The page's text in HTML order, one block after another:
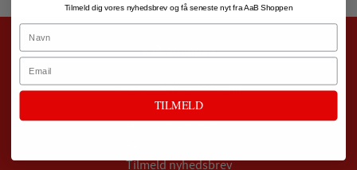
AaB Shoppen
Telefon:+45 96 35 59 00
support@aabshoppen.dk
Tilmeld nyhedsbrev
Tilmeld dig vores nyhedsbrev og få seneste nyt fra AaB Shoppen
Name
Email
TILMELD